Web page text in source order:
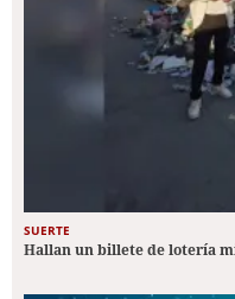
SUERTE
Hallan un billete de lotería